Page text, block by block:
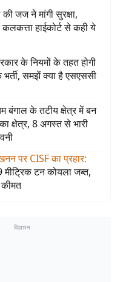
जज ने मांगी सुरक्षा,
कलकत्ता हाईकोर्ट से कही ये
के नियमों के तहत होगी
भर्ती, समझें क्या है एसएससी
बंगाल के तटीय क्षेत्र में बन
क्षेत्र, 8 अगस्त से भारी
पर CISF का प्रहार:
मीट्रिक टन कोयला जब्त,
विज्ञापन